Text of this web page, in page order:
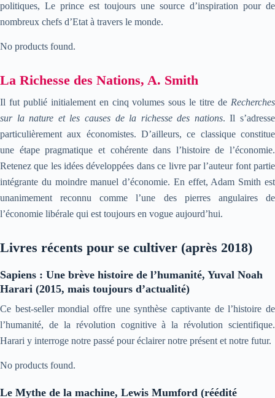
politiques, Le prince est toujours une source d’inspiration pour de
nombreux chefs d’Etat à travers le monde.
No products found.
La Richesse des Nations, A. Smith
Il fut publié initialement en cinq volumes sous le titre de Recherches
sur la nature et les causes de la richesse des nations. Il s’adresse
particulièrement aux économistes. D’ailleurs, ce classique constitue
une étape pragmatique et cohérente dans l’histoire de l’économie.
Retenez que les idées développées dans ce livre par l’auteur font partie
intégrante du moindre manuel d’économie. En effet, Adam Smith est
unanimement reconnu comme l’une des pierres angulaires de
l’économie libérale qui est toujours en vogue aujourd’hui.
Livres récents pour se cultiver (après 2018)
Sapiens : Une brève histoire de l’humanité, Yuval Noah
Harari (2015, mais toujours d’actualité)
Ce best-seller mondial offre une synthèse captivante de l’histoire de
l’humanité, de la révolution cognitive à la révolution scientifique.
Harari y interroge notre passé pour éclairer notre présent et notre futur.
No products found.
Le Mythe de la machine, Lewis Mumford (réédité